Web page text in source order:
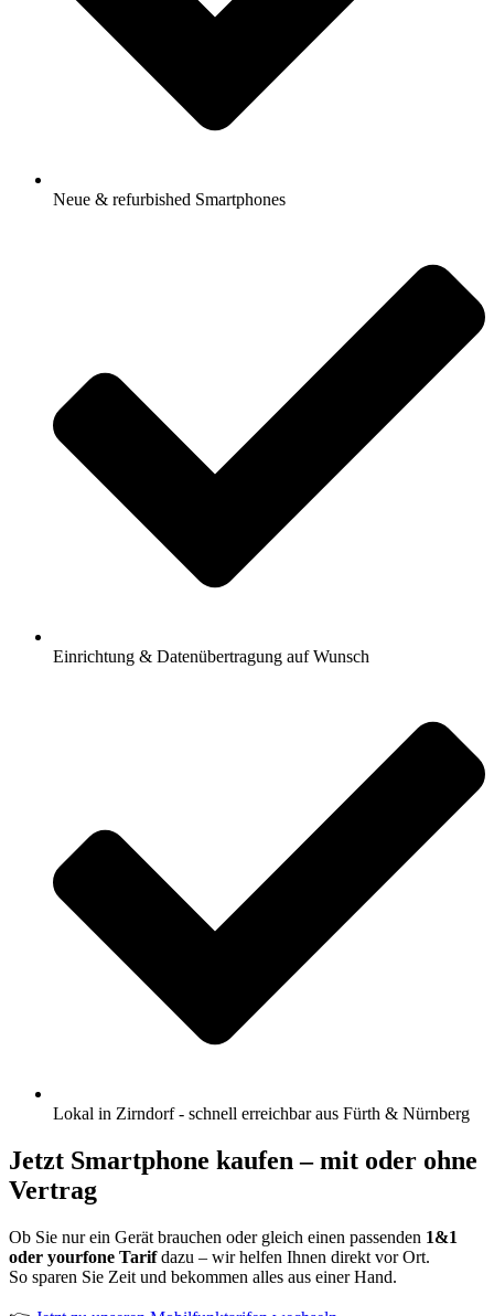
Neue & refurbished Smartphones
Einrichtung & Datenübertragung auf Wunsch
Lokal in Zirndorf - schnell erreichbar aus Fürth & Nürnberg
Jetzt Smartphone kaufen – mit oder ohne
Vertrag
Ob Sie nur ein Gerät brauchen oder gleich einen passenden 1&1
oder yourfone Tarifdazu – wir helfen Ihnen direkt vor Ort.
So sparen Sie Zeit und bekommen alles aus einer Hand.